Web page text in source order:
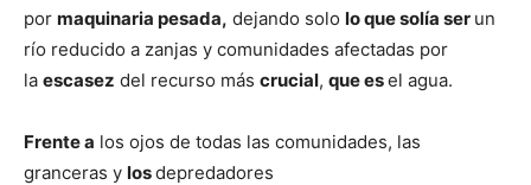
por maquinaria pesada, dejando solo lo que solía ser un
río reducido a zanjas y comunidades afectadas por
la escasez del recurso más crucial, que esel agua.
Frente a los ojos de todas las comunidades, las
granceras y losdepredadores